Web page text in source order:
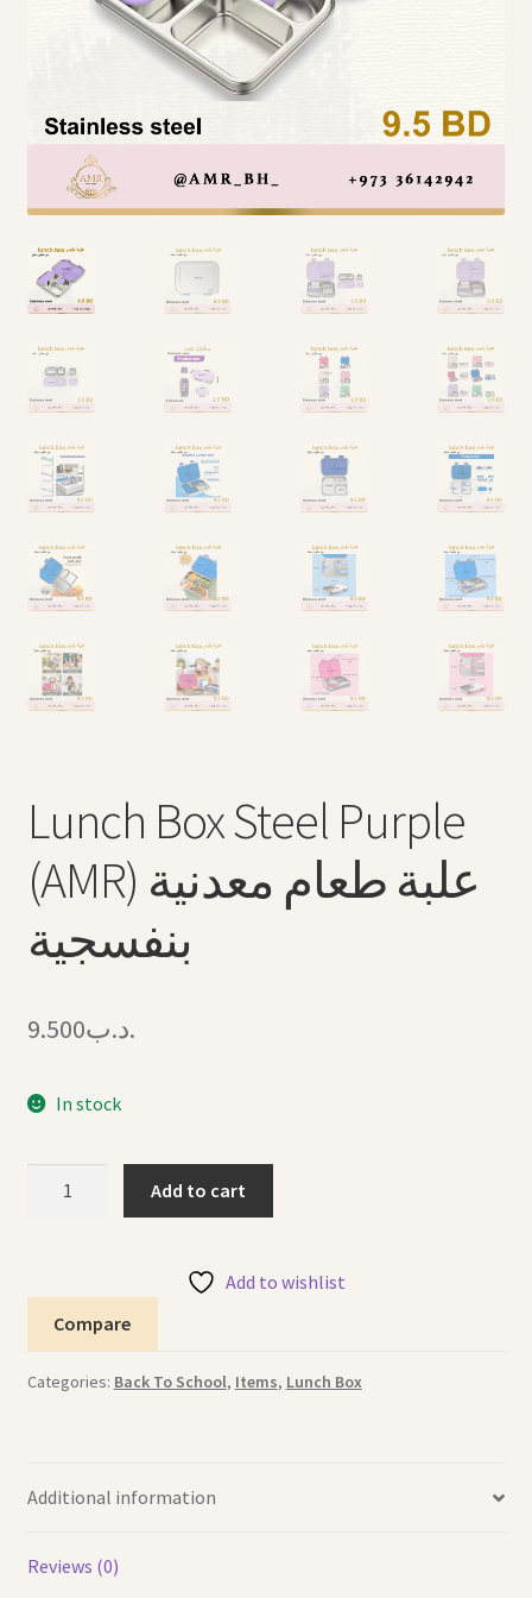
Arabic Language اللغة العربية
National Day العيد الوطني
STATIONARY القرطاسية
Disney ديزني
Birthdays أعياد الميلاد
Giveaways التوزيعات
Hair Accessories اكسسوارات الشعر
Lunch Box Steel Purple
(AMR) علبة طعام معدنية
بنفسجية
.د.ب9.500
In stock
(AMR)
علبة
طعام
معدنية
Add to cart
Add to wishlist
Compare
Categories: Back To School, Items, Lunch Box
Additional information
Reviews (0)